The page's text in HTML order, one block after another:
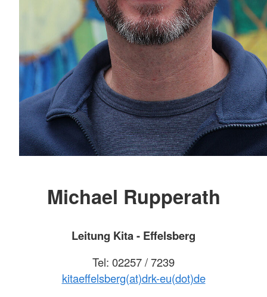
Michael Rupperath
Leitung Kita - Effelsberg
Tel: 02257 / 7239
kitaeffelsberg(at)drk-eu(dot)de